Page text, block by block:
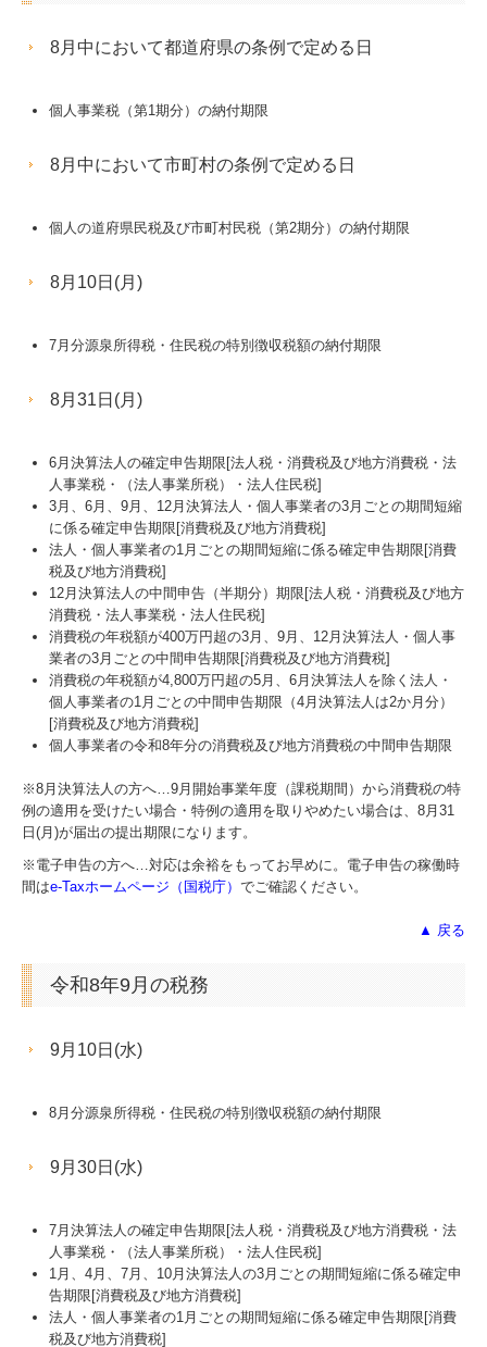
8月中において都道府県の条例で定める日
個人事業税（第1期分）の納付期限
8月中において市町村の条例で定める日
個人の道府県民税及び市町村民税（第2期分）の納付期限
8月10日(月)
7月分源泉所得税・住民税の特別徴収税額の納付期限
8月31日(月)
6月決算法人の確定申告期限[法人税・消費税及び地方消費税・法
人事業税・（法人事業所税）・法人住民税]
3月、6月、9月、12月決算法人・個人事業者の3月ごとの期間短縮
に係る確定申告期限[消費税及び地方消費税]
法人・個人事業者の1月ごとの期間短縮に係る確定申告期限[消費
税及び地方消費税]
12月決算法人の中間申告（半期分）期限[法人税・消費税及び地方
消費税・法人事業税・法人住民税]
消費税の年税額が400万円超の3月、9月、12月決算法人・個人事
業者の3月ごとの中間申告期限[消費税及び地方消費税]
消費税の年税額が4,800万円超の5月、6月決算法人を除く法人・
個人事業者の1月ごとの中間申告期限（4月決算法人は2か月分）
[消費税及び地方消費税]
個人事業者の令和8年分の消費税及び地方消費税の中間申告期限
※8月決算法人の方へ…9月開始事業年度（課税期間）から消費税の特
例の適用を受けたい場合・特例の適用を取りやめたい場合は、8月31
日(月)が届出の提出期限になります。
※電子申告の方へ…対応は余裕をもってお早めに。電子申告の稼働時
間はe-Taxホームページ（国税庁） でご確認ください。
▲ 戻る
令和8年9月の税務
9月10日(水)
8月分源泉所得税・住民税の特別徴収税額の納付期限
9月30日(水)
7月決算法人の確定申告期限[法人税・消費税及び地方消費税・法
人事業税・（法人事業所税）・法人住民税]
1月、4月、7月、10月決算法人の3月ごとの期間短縮に係る確定申
告期限[消費税及び地方消費税]
法人・個人事業者の1月ごとの期間短縮に係る確定申告期限[消費
税及び地方消費税]